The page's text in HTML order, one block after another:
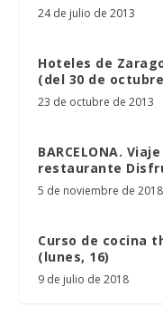
24 de julio de 2013
Hoteles de
(del 30 de
23 de octubre de 2013
BARCELONA.
restaurante
5 de noviembre de 2018
Curso de cocina
(lunes, 16)
9 de julio de 2018